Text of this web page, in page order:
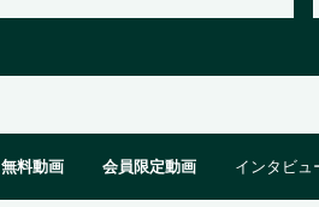
無料動画 会員限定動画 インタビュ